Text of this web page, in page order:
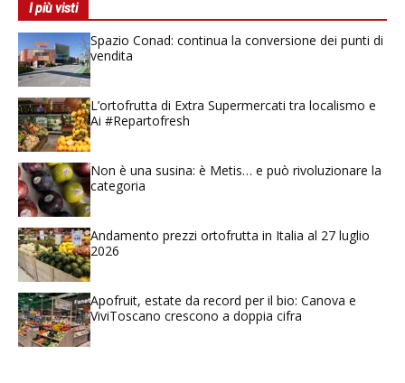
I più visti
Spazio Conad: continua la conversione dei punti di
vendita
L’ortofrutta di Extra Supermercati tra localismo e
Ai #Repartofresh
Non è una susina: è Metis… e può rivoluzionare la
categoria
Andamento prezzi ortofrutta in Italia al 27 luglio
2026
Apofruit, estate da record per il bio: Canova e
ViviToscano crescono a doppia cifra